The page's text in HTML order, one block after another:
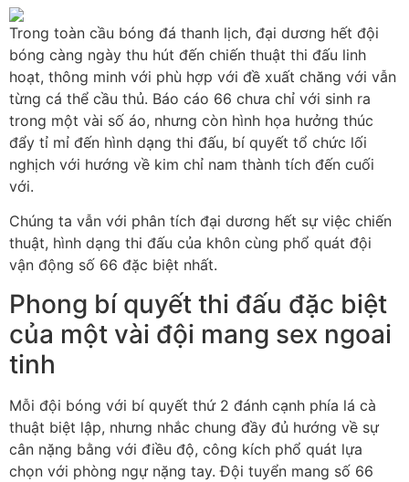
Trong toàn cầu bóng đá thanh lịch, đại dương hết đội
bóng càng ngày thu hút đến chiến thuật thi đấu linh
hoạt, thông minh với phù hợp với đề xuất chăng với vẫn
từng cá thể cầu thủ. Báo cáo 66 chưa chỉ với sinh ra
trong một vài số áo, nhưng còn hình họa hưởng thúc
đẩy tỉ mỉ đến hình dạng thi đấu, bí quyết tổ chức lối
nghịch với hướng về kim chỉ nam thành tích đến cuối
với.
Chúng ta vẫn với phân tích đại dương hết sự việc chiến
thuật, hình dạng thi đấu của khôn cùng phổ quát đội
vận động số 66 đặc biệt nhất.
Phong bí quyết thi đấu đặc biệt
của một vài đội mang sex ngoai
tinh
Mỗi đội bóng với bí quyết thứ 2 đánh cạnh phía lá cà
thuật biệt lập, nhưng nhắc chung đầy đủ hướng về sự
cân nặng bằng với điều độ, công kích phổ quát lựa
chọn với phòng ngự nặng tay. Đội tuyển mang số 66